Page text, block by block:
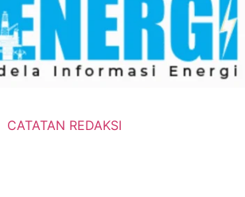
CATATAN REDAKSI